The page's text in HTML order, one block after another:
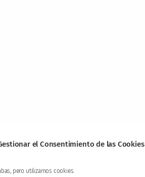
el Consentimiento de las Cookies
pero utilizamos cookies.